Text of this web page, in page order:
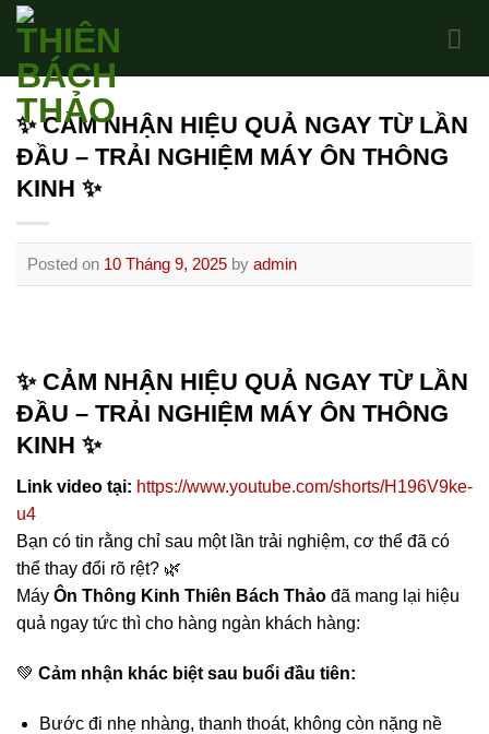
Skip
content
✨ CẢM NHẬN HIỆU QUẢ NGAY TỪ LẦN
ĐẦU – TRẢI NGHIỆM MÁY ÔN THÔNG
KINH ✨
Posted on 10 Tháng 9, 2025 by admin
✨ CẢM NHẬN HIỆU QUẢ NGAY TỪ LẦN
ĐẦU – TRẢI NGHIỆM MÁY ÔN THÔNG
KINH ✨
Link video tại: https://www.youtube.com/shorts/H196V9ke-
u4
Bạn có tin rằng chỉ sau một lần trải nghiệm, cơ thể đã có
thể thay đổi rõ rệt? 🌿
Máy Ôn Thông Kinh Thiên Bách Thảo đã mang lại hiệu
quả ngay tức thì cho hàng ngàn khách hàng:
💚 Cảm nhận khác biệt sau buổi đầu tiên:
Bước đi nhẹ nhàng, thanh thoát, không còn nặng nề